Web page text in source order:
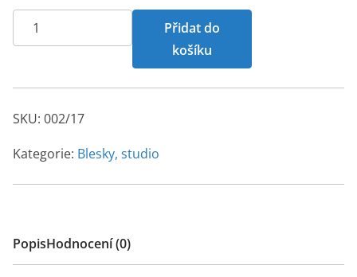
Spirálová
žárovka
množství
Přidat do
košíku
SKU: 002/17
Kategorie: Blesky, studio
PopisHodnocení (0)